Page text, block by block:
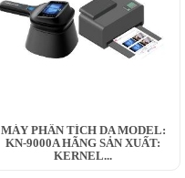
MÁY PHÂN TÍCH DA MODEL:
KN-9000A HÃNG SẢN XUẤT:
KERNEL...